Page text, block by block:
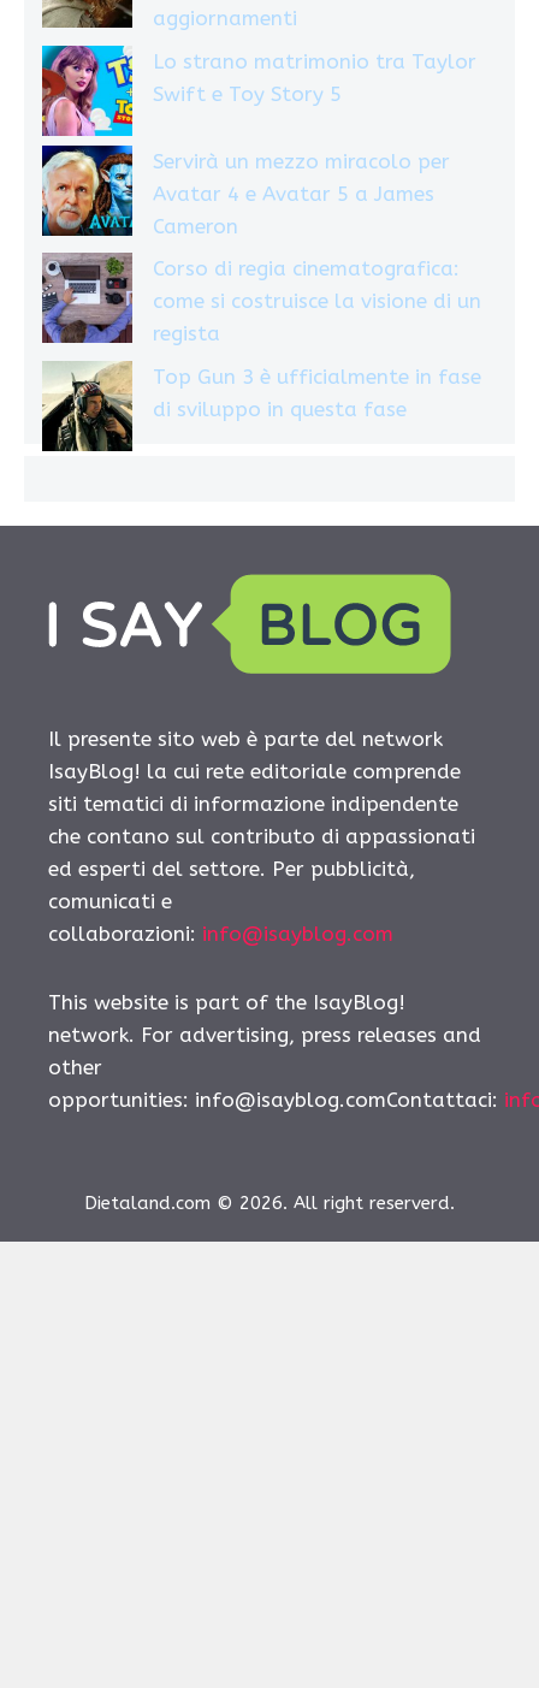
aggiornamenti
Lo strano matrimonio tra Taylor
Swift e Toy Story 5
Servirà un mezzo miracolo per
Avatar 4 e Avatar 5 a James
Cameron
Corso di regia cinematografica:
come si costruisce la visione di un
regista
Top Gun 3 è ufficialmente in fase
di sviluppo in questa fase
Il presente sito web è parte del network
IsayBlog! la cui rete editoriale comprende
siti tematici di informazione indipendente
che contano sul contributo di appassionati
ed esperti del settore. Per pubblicità,
comunicati e
collaborazioni: info@isayblog.com
This website is part of the IsayBlog!
network. For advertising, press releases and
other
opportunities: info@isayblog.comContattaci:
Dietaland.com © 2026. All right reserverd.